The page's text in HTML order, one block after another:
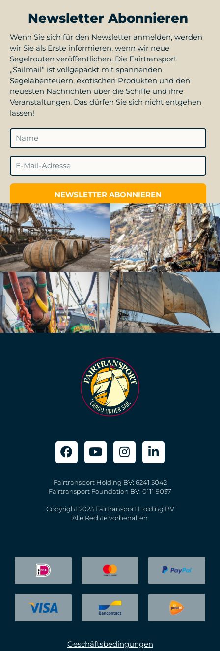
Newsletter Abonnieren
Wenn Sie sich für den Newsletter anmelden, werden
wir Sie als Erste informieren, wenn wir neue
Segelrouten veröffentlichen. Die Fairtransport
„Sailmail“ ist vollgepackt mit spannenden
Segelabenteuern, exotischen Produkten und den
neuesten Nachrichten über die Schiffe und ihre
Veranstaltungen. Das dürfen Sie sich nicht entgehen
lassen!
NEWSLETTER ABONNIEREN
Fairtransport Holding BV: 6241 5042
Fairtransport Foundation BV: 0111 9037
Copyright 2023 Fairtransport Holding BV
Alle Rechte vorbehalten
Geschäftsbedingungen